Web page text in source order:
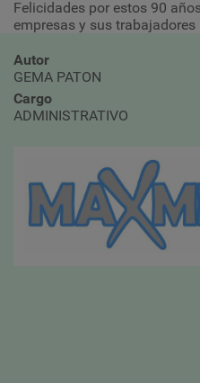
Felicidades por estos 90
empresas y sus trabajadores
Autor
GEMA PATON
Cargo
ADMINISTRATIVO